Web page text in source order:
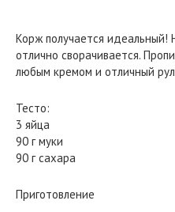
Корж получается идеальный!
отлично сворачивается.
любым кремом и отличный
Тесто:
3 яйца
90 г муки
90 г сахара
Приготовление